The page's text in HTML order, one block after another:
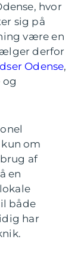
hvor
sig på
være en
derfor
Odense,
og
om
af
en
både
har